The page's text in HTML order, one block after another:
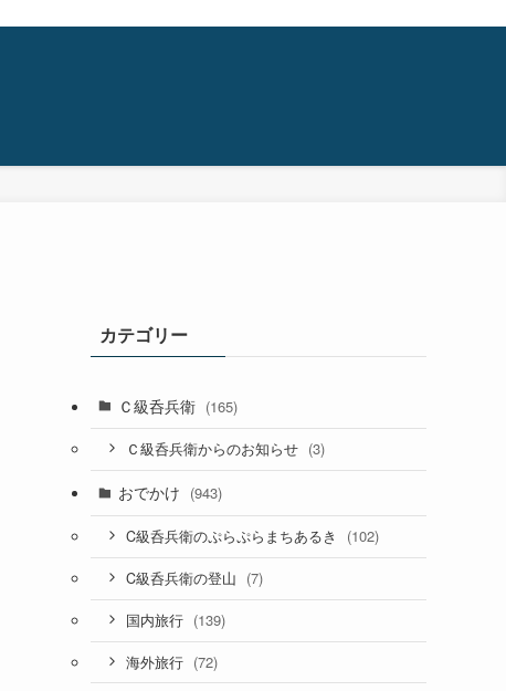
カテゴリー
Ｃ級呑兵衛 (165)
Ｃ級呑兵衛からのお知らせ (3)
おでかけ (943)
C級呑兵衛のぷらぷらまちあるき (102)
C級呑兵衛の登山 (7)
国内旅行 (139)
海外旅行 (72)